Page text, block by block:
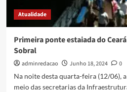
Atualidade
Primeira ponte estaiada do
Sobral
adminredacao Junho 18, 2024
0
Na noite desta quarta-feira (12/06),
meio das secretarias da